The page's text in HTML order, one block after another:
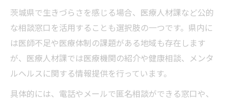
茨城県で生きづらさを感じる場合、医療人材課など公的
な相談窓口を活用することも選択肢の一つです。県内に
は医師不足や医療体制の課題がある地域も存在します
が、医療人材課では医療機関の紹介や健康相談、メンタ
ルヘルスに関する情報提供を行っています。
具体的には、電話やメールで匿名相談ができる窓口や、